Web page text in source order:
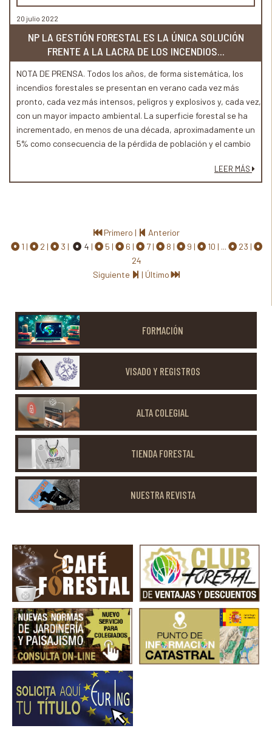
20 julio 2022
NP LA GESTIÓN FORESTAL ES LA ÚNICA SOLUCIÓN
FRENTE A LA LACRA DE LOS INCENDIOS...
NOTA DE PRENSA. Todos los años, de forma sistemática, los
incendios forestales se presentan en verano cada vez más
pronto, cada vez más intensos, peligros y explosivos y, cada vez,
con un mayor impacto ambiental. La superficie forestal se ha
incrementado, en menos de una década, aproximadamente un
5% como consecuencia de la pérdida de población y el cambio
rurales esparcidos por toda la geografía española, que a la
postre eran los que se encargaban de adecentar el monte
LEER MÁS
Primero |
Anterior
1
2 3 4 5 6 7 8 9 10 ...
23
24
Siguiente
| Último
FORMACIÓN
VISADO Y REGISTROS
ALTA COLEGIAL
TIENDA FORESTAL
NUESTRA REVISTA